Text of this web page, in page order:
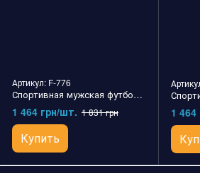
Артикул: F-776
Спортивная мужская футболка T-Shirt "Gym" (red/white) Brachial
1 464 грн/шт. 1 831 грн
Купить
1